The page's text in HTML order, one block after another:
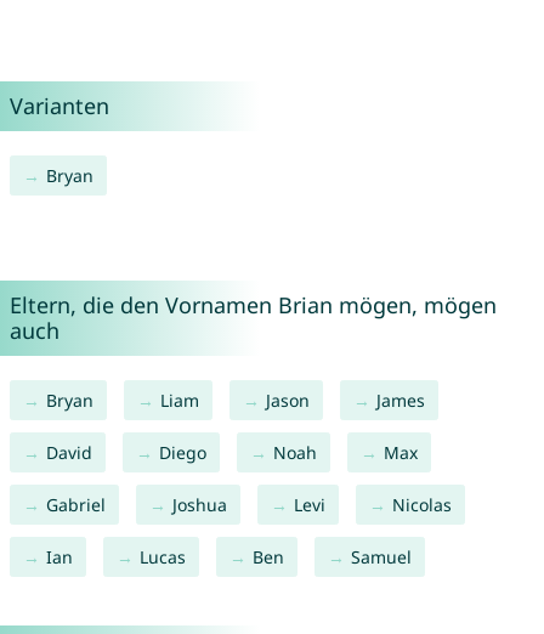
Varianten
Bryan
Eltern, die den Vornamen Brian mögen, mögen
auch
Bryan Liam Jason James
David Diego Noah Max
Gabriel Joshua Levi Nicolas
Ian Lucas Ben Samuel